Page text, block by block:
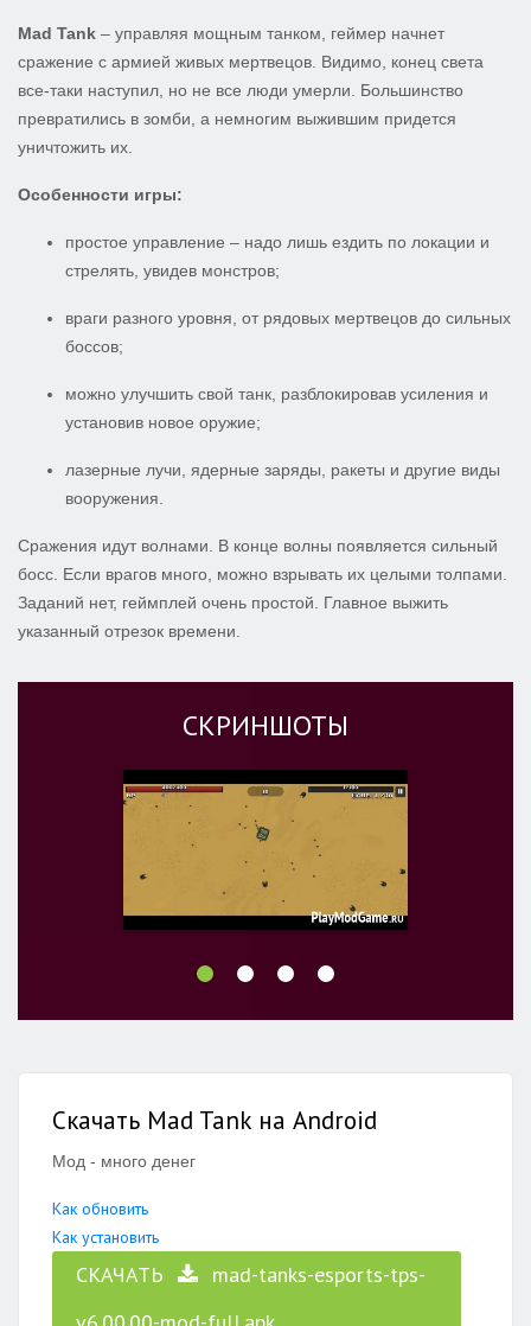
Mad Tank – управляя мощным танком, геймер начнет
сражение с армией живых мертвецов. Видимо, конец света
все-таки наступил, но не все люди умерли. Большинство
превратились в зомби, а немногим выжившим придется
уничтожить их.
Особенности игры:
простое управление – надо лишь ездить по локации и
стрелять, увидев монстров;
враги разного уровня, от рядовых мертвецов до сильных
боссов;
можно улучшить свой танк, разблокировав усиления и
установив новое оружие;
лазерные лучи, ядерные заряды, ракеты и другие виды
вооружения.
Сражения идут волнами. В конце волны появляется сильный
босс. Если врагов много, можно взрывать их целыми толпами.
Заданий нет, геймплей очень простой. Главное выжить
указанный отрезок времени.
СКРИНШОТЫ
Скачать Mad Tank на Android
Мод - много денег
Как обновить
Как установить
СКАЧАТЬ
mad-tanks-esports-tps-